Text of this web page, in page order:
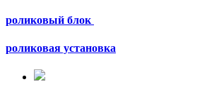
роликовый блок
роликовая установка